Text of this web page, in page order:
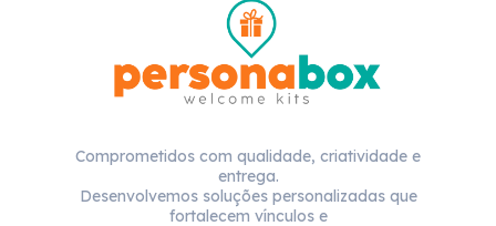
Comprometidos com qualidade, criatividade e
entrega.
Desenvolvemos soluções personalizadas que
fortalecem vínculos e